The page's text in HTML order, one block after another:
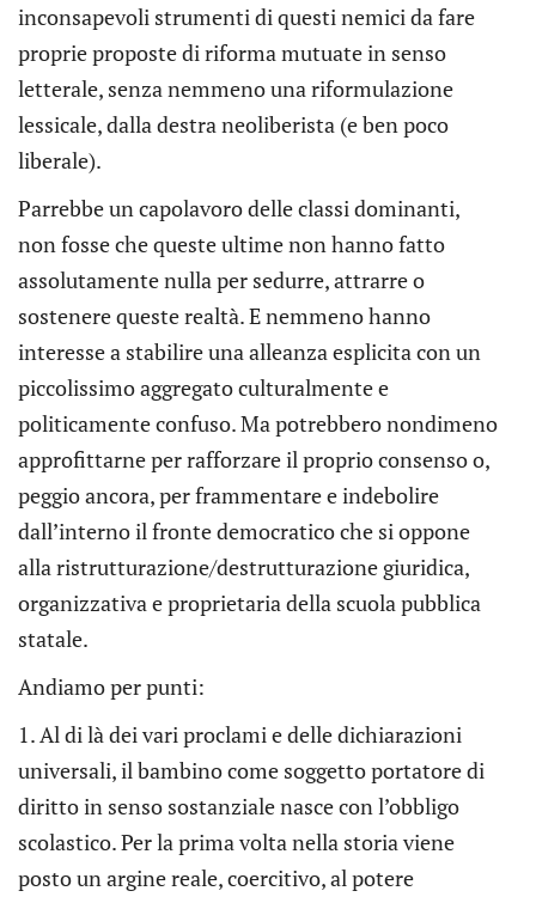
inconsapevoli strumenti di questi nemici da fare
proprie proposte di riforma mutuate in senso
letterale, senza nemmeno una riformulazione
lessicale, dalla destra neoliberista (e ben poco
liberale).
Parrebbe un capolavoro delle classi dominanti,
non fosse che queste ultime non hanno fatto
assolutamente nulla per sedurre, attrarre o
sostenere queste realtà. E nemmeno hanno
interesse a stabilire una alleanza esplicita con un
piccolissimo aggregato culturalmente e
politicamente confuso. Ma potrebbero nondimeno
approfittarne per rafforzare il proprio consenso o,
peggio ancora, per frammentare e indebolire
dall’interno il fronte democratico che si oppone
alla ristrutturazione/destrutturazione giuridica,
organizzativa e proprietaria della scuola pubblica
statale.
Andiamo per punti:
1. Al di là dei vari proclami e delle dichiarazioni
universali, il bambino come soggetto portatore di
diritto in senso sostanziale nasce con l’obbligo
scolastico. Per la prima volta nella storia viene
posto un argine reale, coercitivo, al potere